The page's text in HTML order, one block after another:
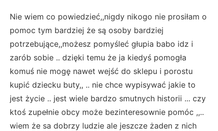
Nie wiem co powiedzieć,,nigdy nikogo nie prosiłam o
pomoc tym bardziej że są osoby bardziej
potrzebujące,,możesz pomyśleć głupia babo idz i
zarób sobie .. dzięki temu że ja kiedyś pomogła
komuś nie mogę nawet wejść do sklepu i porostu
kupić dziecku buty,, .. nie chce wypisywać jakie to
jest życie .. jest wiele bardzo smutnych historii ... czy
ktoś zupełnie obcy może bezinteresownie pomóc ,,..
wiem że sa dobrzy ludzie ale jeszcze żaden z nich